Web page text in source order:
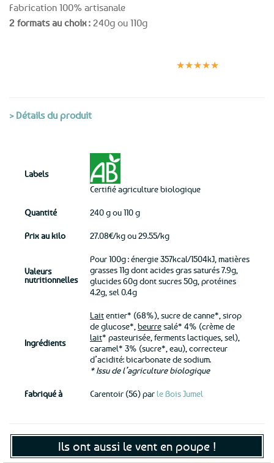
Fabrication 100% artisanale
2 formats au choix : 240g ou 110g
★★★★★
> Détails du produit
Labels
Certifié agriculture biologique
Quantité 240 g ou 110 g
Prix au kilo 27.08€/kg ou 29.55/kg
Valeurs
nutritionnelles
Pour 100g : énergie 357kcal/1504kJ, matières
grasses 11g dont acides gras saturés 7.9g,
glucides 60g dont sucres 50g, protéines
4.2g, sel 0.4g
Ingrédients
Laitentier* (68%), sucre de canne*, sirop
de glucose*, beurresalé* 4% (crème de
lait* pasteurisée, ferments lactiques, sel),
caramel* 3% (sucre*, eau), correcteur
d’acidité: bicarbonate de sodium.
* Issu de l’agriculture biologique
Fabriqué à Carentoir (56) parle Bois Jumel
Ils ont aussi le vent en poupe !